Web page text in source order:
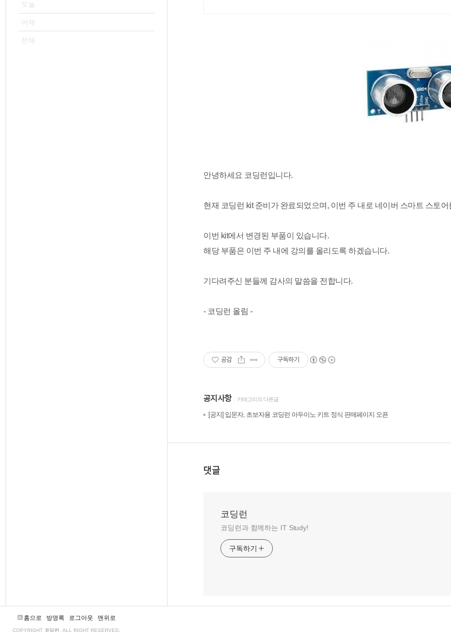
안녕하세요 코딩런입니다.
현재 코딩런 kit 준비가 완료되었으며, 이번 주 내로 네이버 스마트 스토
이번 kit에서 변경된 부품이 있습니다.
해당 부품은 이번 주 내에 강의를 올리도록 하겠습니다.
기다려주신 분들께 감사의 말씀을 전합니다.
- 코딩런 올림 -
공감 구독하기
공지사항 카테고리의 다른글
[공지] 입문자, 초보자용 코딩런 아두이노 키트 정식 판매페이지 오픈
댓글
코딩런
코딩런과 함께하는 IT Study!
구독하기
오늘
어제
전체
홈으로 방명록 로그아웃 맨위로
COPYRIGHT 코딩런 , ALL RIGHT RESERVED.